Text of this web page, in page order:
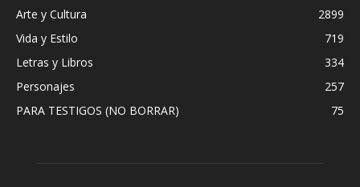
Arte y Cultura
2899
Vida y Estilo
719
Letras y Libros
334
Personajes
257
PARA TESTIGOS (NO BORRAR)
75